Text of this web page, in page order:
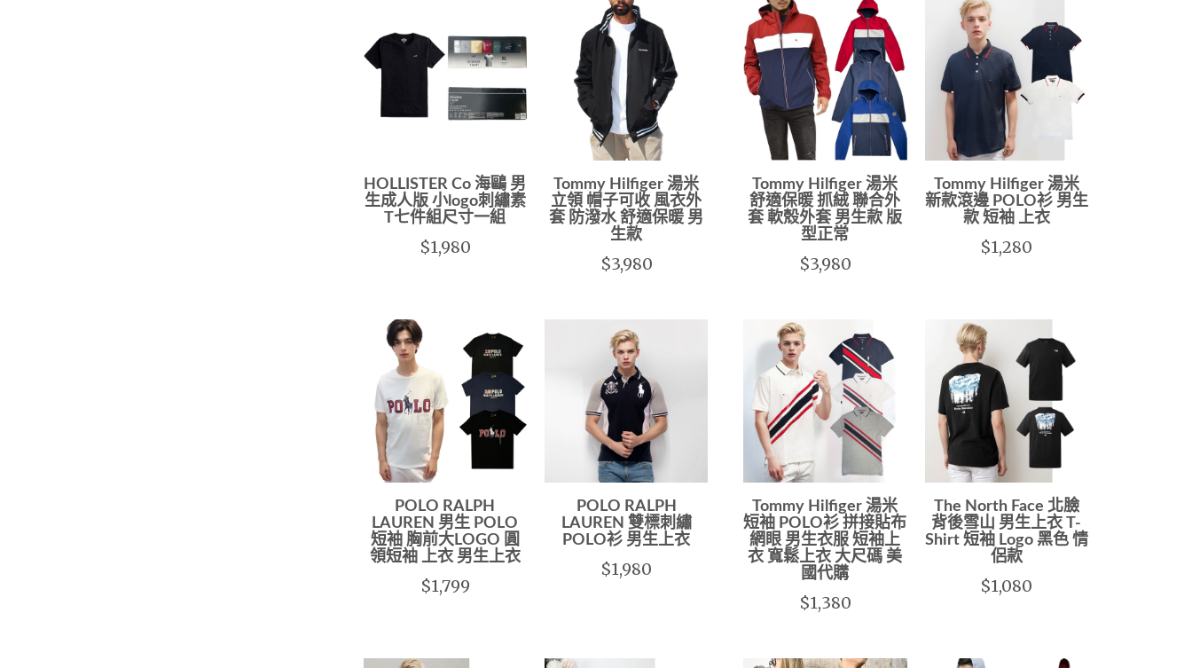
HOLLISTER Co 海鷗 男
生成人版 小logo刺繡素
T七件組尺寸一組
$1,980
Tommy Hilfiger 湯米
立領 帽子可收 風衣外
套 防潑水 舒適保暖 男
生款
$3,980
Tommy Hilfiger 湯米
舒適保暖 抓絨 聯合外
套 軟殼外套 男生款 版
型正常
$3,980
Tommy Hilfiger 湯米
新款滾邊 POLO衫 男生
款 短袖 上衣
$1,280
POLO RALPH
LAUREN 男生 POLO
短袖 胸前大LOGO 圓
領短袖 上衣 男生上衣
$1,799
POLO RALPH
LAUREN 雙標刺繡
POLO衫 男生上衣
$1,980
Tommy Hilfiger 湯米
短袖 POLO衫 拼接貼布
網眼 男生衣服 短袖上
衣 寬鬆上衣 大尺碼 美
國代購
$1,380
The North Face 北臉
背後雪山 男生上衣 T-
Shirt 短袖 Logo 黑色 情
侶款
$1,080